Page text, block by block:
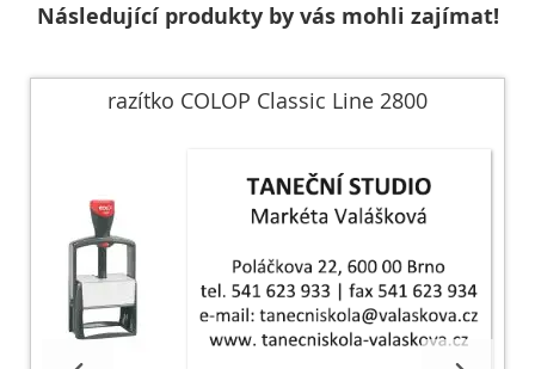
Následující produkty by vás mohli zajímat!
razítko COLOP Classic Line 2800